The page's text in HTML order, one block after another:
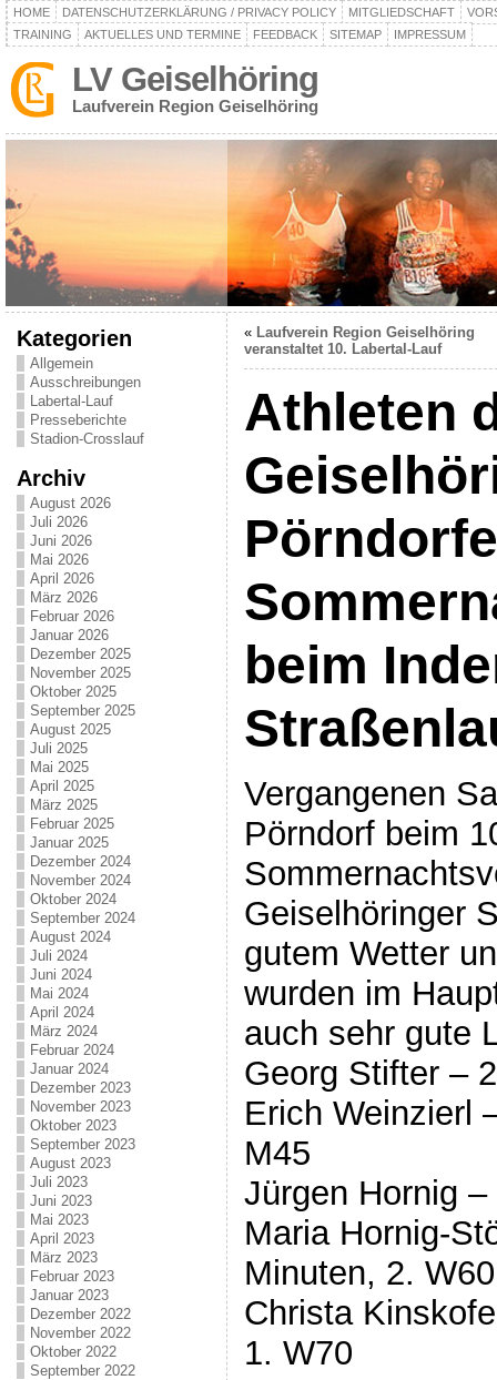
HOME DATENSCHUTZERKLÄRUNG / PRIVACY POLICY MITGLIEDSCHAFT
TRAINING
AKTUELLES UND TERMINE FEEDBACK SITEMAP IMPRESSUM
LV Geiselhöring
Laufverein Region Geiselhöring
Kategorien
Allgemein
Ausschreibungen
Labertal-Lauf
Presseberichte
Stadion-Crosslauf
Archiv
August 2026
Juli 2026
Juni 2026
Mai 2026
April 2026
März 2026
Februar 2026
Januar 2026
Dezember 2025
November 2025
Oktober 2025
September 2025
August 2025
Juli 2025
Mai 2025
April 2025
März 2025
Februar 2025
Januar 2025
Dezember 2024
November 2024
Oktober 2024
September 2024
August 2024
Juli 2024
Juni 2024
Mai 2024
April 2024
März 2024
Februar 2024
Januar 2024
Dezember 2023
November 2023
Oktober 2023
September 2023
August 2023
Juli 2023
Juni 2023
Mai 2023
April 2023
März 2023
Februar 2023
Januar 2023
Dezember 2022
November 2022
Oktober 2022
September 2022
« Laufverein Region Geiselhöring
veranstaltet 10. Labertal-Lauf
Athleten
beim
Vergangenen
Pörndorf beim
Geiselhöringer
gutem Wetter
wurden im
auch sehr gute
Georg Stifter –
Erich Weinzierl
M45
Jürgen Hornig
Maria Hornig-
Minuten, 2. W60
Christa
1. W70